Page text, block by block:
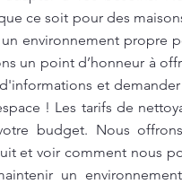
ce soit pour des
environnement propre
un point d’honneur à
et
! Les tarifs de
budget. Nous
et voir comment nous
un